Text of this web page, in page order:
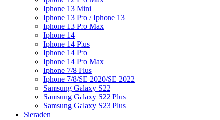
Iphone 13 Mini
Iphone 13 Pro / Iphone 13
Iphone 13 Pro Max
Iphone 14
Iphone 14 Plus
Iphone 14 Pro
Iphone 14 Pro Max
Iphone 7/8 Plus
Iphone 7/8/SE 2020/SE 2022
Samsung Galaxy S22
Samsung Galaxy S22 Plus
Samsung Galaxy S23 Plus
Sieraden